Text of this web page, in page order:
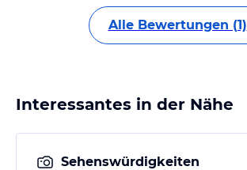
Alle Bewertungen (1)
Interessantes in der Nähe
Sehenswürdigkeiten